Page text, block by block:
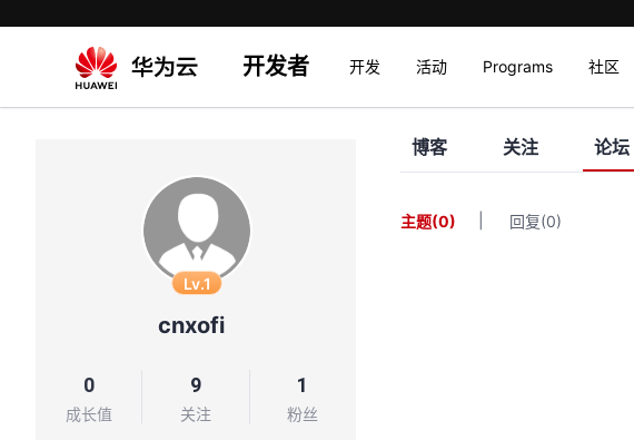
开发者 开发 活动 Programs 社区
Lv.1
cnxofi
0
成长值
9
关注
1
粉丝
博客 关注 论坛
主题(0) 回复(0)